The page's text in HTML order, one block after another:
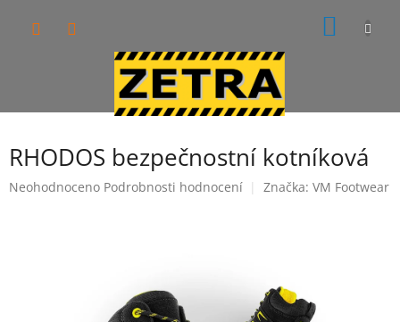
RHODOS bezpečnostní kotníková
Průměrné
Neohodnoceno Podrobnosti hodnocení Značka: VM Footwear